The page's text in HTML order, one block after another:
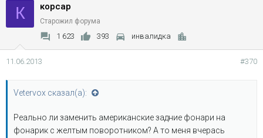
К корсар
Старожил форума
1 623 393 инвалидка
11.06.2013 #370
Vetervox сказал(а):
Реально ли заменить американские задние фонари на
фонарик с желтым поворотником? А то меня вчерась